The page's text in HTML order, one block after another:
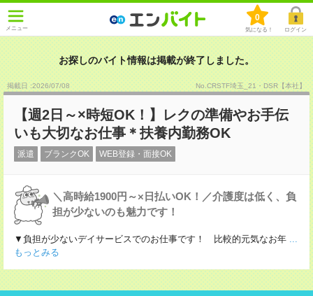
メニュー
0
気になる！ ログイン
お探しのバイト情報は掲載が終了しました。
掲載日 :2026/07/08 No.CRSTF埼玉_21・DSR【本社】
【週2日～×時短OK！】レクの準備やお手伝
いも大切なお仕事＊扶養内勤務OK
派遣 ブランクOK WEB登録・面接OK
＼高時給1900円～×日払いOK！／介護度は低く、負
担が少ないのも魅力です！
▼負担が少ないデイサービスでのお仕事です！ 比較的元気なお年 ...
もっとみる